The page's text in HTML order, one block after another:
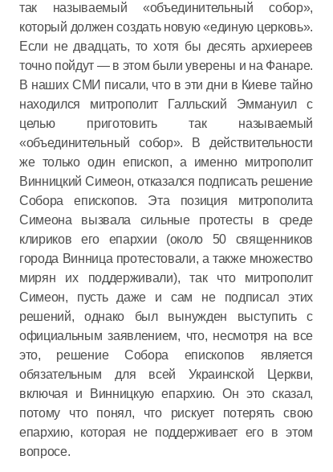
так называемый «объединительный собор»,
который должен создать новую «единую церковь».
Если не двадцать, то хотя бы десять архиереев
точно пойдут — в этом были уверены и на Фанаре.
В наших СМИ писали, что в эти дни в Киеве тайно
находился митрополит Галльский Эммануил с
целью приготовить так называемый
«объединительный собор». В действительности
же только один епископ, а именно митрополит
Винницкий Симеон, отказался подписать решение
Собора епископов. Эта позиция митрополита
Симеона вызвала сильные протесты в среде
клириков его епархии (около 50 священников
города Винница протестовали, а также множество
мирян их поддерживали), так что митрополит
Симеон, пусть даже и сам не подписал этих
решений, однако был вынужден выступить с
официальным заявлением, что, несмотря на все
это, решение Собора епископов является
обязательным для всей Украинской Церкви,
включая и Винницкую епархию. Он это сказал,
потому что понял, что рискует потерять свою
епархию, которая не поддерживает его в этом
вопросе.